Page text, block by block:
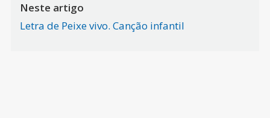
Neste artigo
Letra de Peixe vivo. Canção infantil